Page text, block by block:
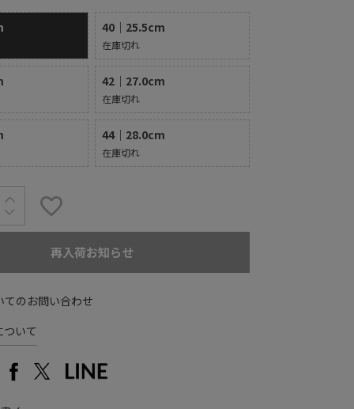
40｜25.5cm
在庫切れ
42｜27.0cm
在庫切れ
44｜28.0cm
在庫切れ
再入荷お知らせ
てのお問い合わせ
いて